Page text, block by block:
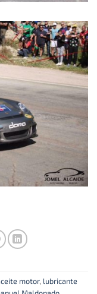
motor, lubricante